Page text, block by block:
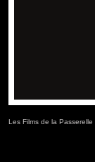
Les Films de la Passerelle